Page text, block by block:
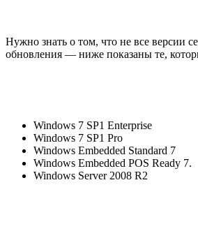
Нужно знать о том, что не все версии
обновления — ниже показаны те,
Windows 7 SP1 Enterprise
Windows 7 SP1 Pro
Windows Embedded Standard 7
Windows Embedded POS Ready 7.
Windows Server 2008 R2